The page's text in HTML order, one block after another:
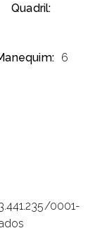
Quadril:
6
0001-